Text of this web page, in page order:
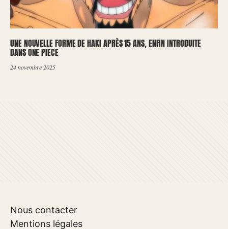
UNE NOUVELLE FORME DE HAKI APRÈS 15 ANS, ENFIN INTRODUITE
DANS ONE PIECE
24 novembre 2025
Nous contacter
Mentions légales